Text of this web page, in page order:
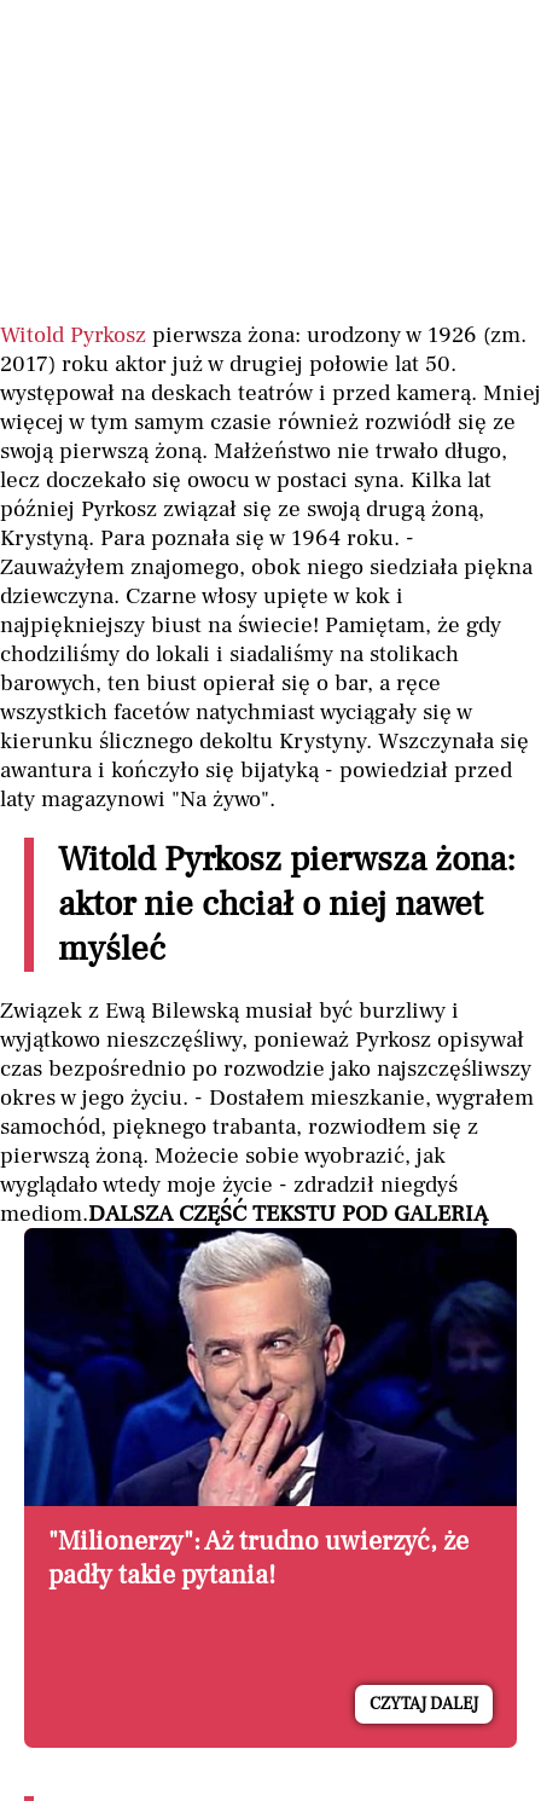
Witold Pyrkosz pierwsza żona: urodzony w 1926 (zm.
2017) roku aktor już w drugiej połowie lat 50.
występował na deskach teatrów i przed kamerą. Mniej
więcej w tym samym czasie również rozwiódł się ze
swoją pierwszą żoną. Małżeństwo nie trwało długo,
lecz doczekało się owocu w postaci syna. Kilka lat
później Pyrkosz związał się ze swoją drugą żoną,
Krystyną. Para poznała się w 1964 roku. -
Zauważyłem znajomego, obok niego siedziała piękna
dziewczyna. Czarne włosy upięte w kok i
najpiękniejszy biust na świecie! Pamiętam, że gdy
chodziliśmy do lokali i siadaliśmy na stolikach
barowych, ten biust opierał się o bar, a ręce
wszystkich facetów natychmiast wyciągały się w
kierunku ślicznego dekoltu Krystyny. Wszczynała się
awantura i kończyło się bijatyką - powiedział przed
laty magazynowi "Na żywo".
Witold Pyrkosz pierwsza żona:
aktor nie chciał o niej nawet
myśleć
Związek z Ewą Bilewską musiał być burzliwy i
wyjątkowo nieszczęśliwy, ponieważ Pyrkosz opisywał
czas bezpośrednio po rozwodzie jako najszczęśliwszy
okres w jego życiu. - Dostałem mieszkanie, wygrałem
samochód, pięknego trabanta, rozwiodłem się z
pierwszą żoną. Możecie sobie wyobrazić, jak
wyglądało wtedy moje życie - zdradził niegdyś
mediom.DALSZA CZĘŚĆ TEKSTU POD GALERIĄ
"Milionerzy": Aż trudno uwierzyć, że
padły takie pytania!
CZYTAJ DALEJ